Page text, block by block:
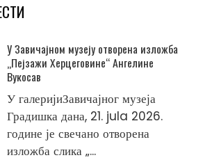
У Завичајном музеју отворена изложба
„Пејзажи Херцеговине“ Ангелине
Вукосав
У галеријиЗавичајног музеја
Градишка дана, 21. jula 2026.
године је свечано отворена
изложба слика „...